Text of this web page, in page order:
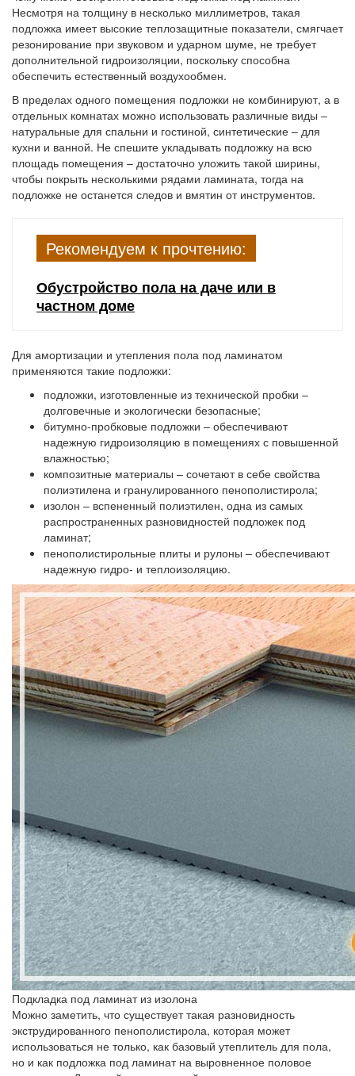
Несмотря на толщину в несколько миллиметров, такая
подложка имеет высокие теплозащитные показатели, смягчает
резонирование при звуковом и ударном шуме, не требует
дополнительной гидроизоляции, поскольку способна
обеспечить естественный воздухообмен.
В пределах одного помещения подложки не комбинируют, а в
отдельных комнатах можно использовать различные виды –
натуральные для спальни и гостиной, синтетические – для
кухни и ванной. Не спешите укладывать подложку на всю
площадь помещения – достаточно уложить такой ширины,
чтобы покрыть несколькими рядами ламината, тогда на
подложке не останется следов и вмятин от инструментов.
Рекомендуем к прочтению:
Обустройство пола на даче или в
частном доме
Для амортизации и утепления пола под ламинатом
применяются такие подложки:
подложки, изготовленные из технической пробки –
долговечные и экологически безопасные;
битумно-пробковые подложки – обеспечивают
надежную гидроизоляцию в помещениях с повышенной
влажностью;
композитные материалы – сочетают в себе свойства
полиэтилена и гранулированного пенополистирола;
изолон – вспененный полиэтилен, одна из самых
распространенных разновидностей подложек под
ламинат;
пенополистирольные плиты и рулоны – обеспечивают
надежную гидро- и теплоизоляцию.
Подкладка под ламинат из изолона
Можно заметить, что существует такая разновидность
экструдированного пенополистирола, которая может
использоваться не только, как базовый утеплитель для пола,
но и как подложка под ламинат на выровненное половое